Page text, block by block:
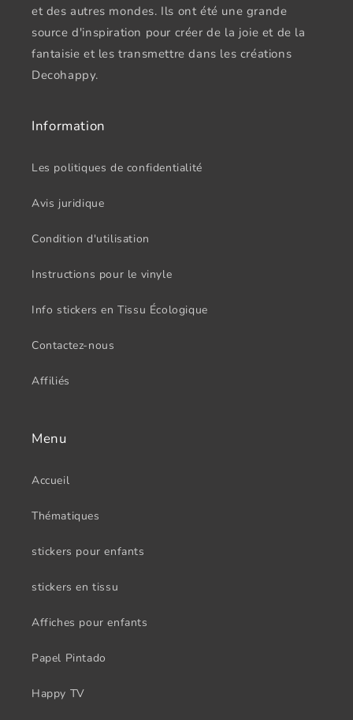
et des autres mondes. Ils ont été une grande
source d'inspiration pour créer de la joie et de la
fantaisie et les transmettre dans les créations
Decohappy.
Information
Les politiques de confidentialité
Avis juridique
Condition d'utilisation
Instructions pour le vinyle
Info stickers en Tissu Écologique
Contactez-nous
Affiliés
Menu
Accueil
Thématiques
stickers pour enfants
stickers en tissu
Affiches pour enfants
Papel Pintado
Happy TV